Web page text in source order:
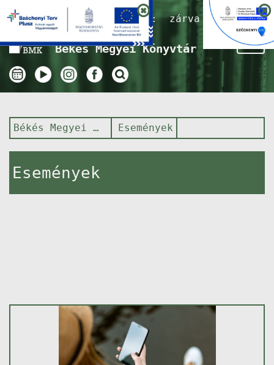
Nyitvatartás ma:zárva
Békés Megyei Könyvtár
Békés Megyei Könyvtár Események
Események